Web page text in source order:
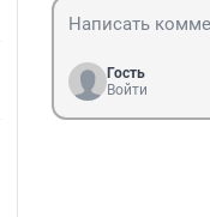
Гость
Войти